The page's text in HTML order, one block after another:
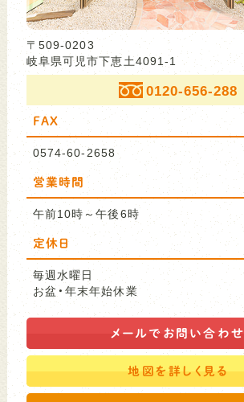
〒509-0203
岐阜県可児市下恵土4091-1
0120-656-288
FAX
0574-60-2658
営業時間
午前10時～午後6時
定休日
毎週水曜日
お盆・年末年始休業
メールで お問い合わせ
地図を詳しく見る